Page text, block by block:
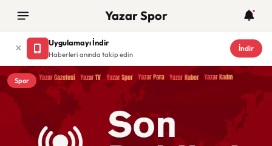
Yazar Spor
Uygulamayı İndir
Haberleri anında takip edin
İndir
Spor